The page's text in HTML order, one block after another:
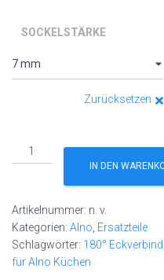
SOCKELSTÄRKE
Zurücksetzen
Sockelverbinder
für
–
180°
Eckverbinder
IN DEN
Artikelnummer: n. v.
Kategorien: Alno, Ersatzteile
Schlagwörter: 180°
für Alno Küchen